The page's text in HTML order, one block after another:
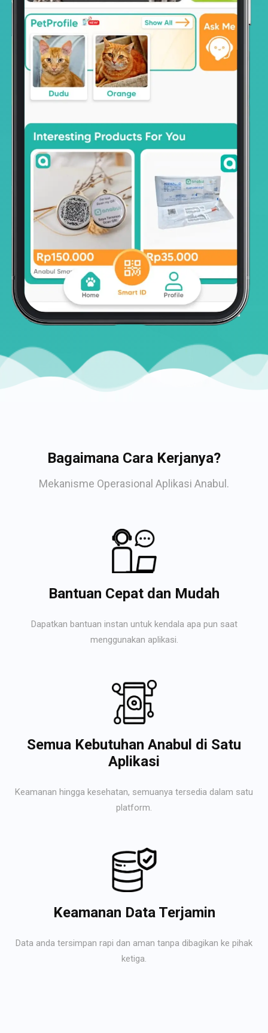
Bagaimana Cara Kerjanya?
Mekanisme Operasional Aplikasi Anabul.
Bantuan Cepat dan Mudah
Dapatkan bantuan instan untuk kendala apa pun saat
menggunakan aplikasi.
Semua Kebutuhan Anabul di Satu
Aplikasi
Keamanan hingga kesehatan, semuanya tersedia dalam satu
platform.
Keamanan Data Terjamin
Data anda tersimpan rapi dan aman tanpa dibagikan ke pihak
ketiga.